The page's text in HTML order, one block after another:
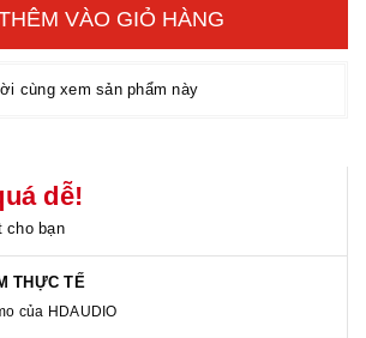
VÀO GIỎ HÀNG
cùng xem sản phẩm này
dễ!
cho bạn
THỰC TẾ
của HDAUDIO